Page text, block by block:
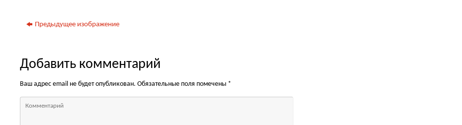
Предыдущее изображение
Добавить комментарий
Ваш адрес email не будет опубликован. Обязательные поля помечены *